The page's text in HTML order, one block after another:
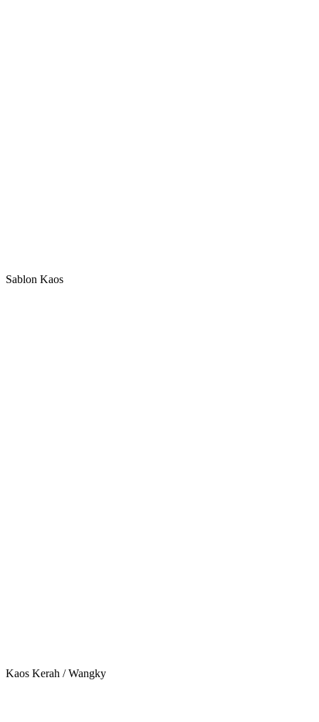
Sablon Kaos
Kaos Kerah / Wangky